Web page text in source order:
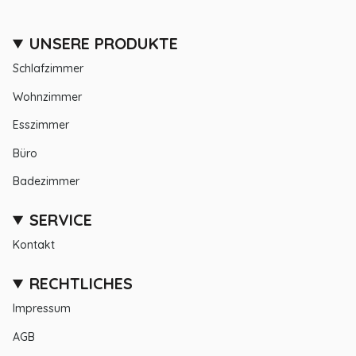
UNSERE PRODUKTE
Schlafzimmer
Wohnzimmer
Esszimmer
Büro
Badezimmer
SERVICE
Kontakt
RECHTLICHES
Impressum
AGB